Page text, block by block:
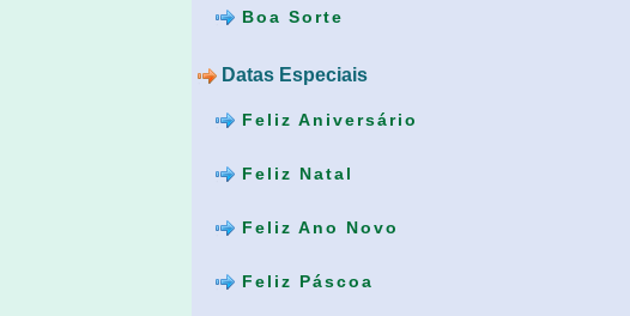
Boa Sorte
Datas Especiais
Feliz Aniversário
Feliz Natal
Feliz Ano Novo
Feliz Páscoa